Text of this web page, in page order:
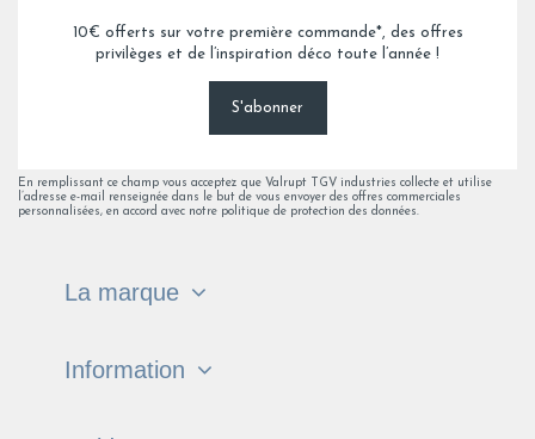
10€ offerts sur votre première commande*, des offres
privilèges et de l’inspiration déco toute l’année !
S'abonner
En remplissant ce champ vous acceptez que Valrupt TGV industries collecte et utilise
l’adresse e-mail renseignée dans le but de vous envoyer des offres commerciales
personnalisées, en accord avec notre politique de protection des données.
La marque
Information